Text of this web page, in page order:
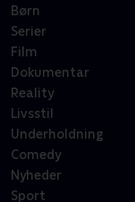
Børn
Serier
Film
Dokumentar
Reality
Livsstil
Underholdning
Comedy
Nyheder
Sport